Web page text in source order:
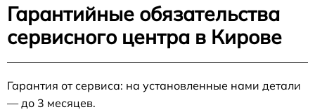
Гарантийные обязательства
сервисного центра в Кирове
Гарантия от сервиса: на установленные нами детали
— до 3 месяцев.